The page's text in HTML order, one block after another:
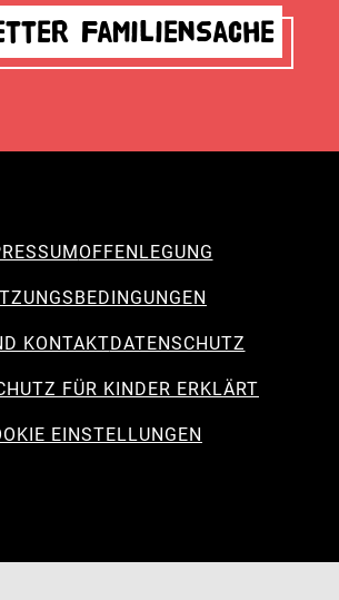
Familiensache
OFFENLEGUNG
KONTAKTDATENSCHUTZ
FÜR KINDER ERKLÄRT
EINSTELLUNGEN